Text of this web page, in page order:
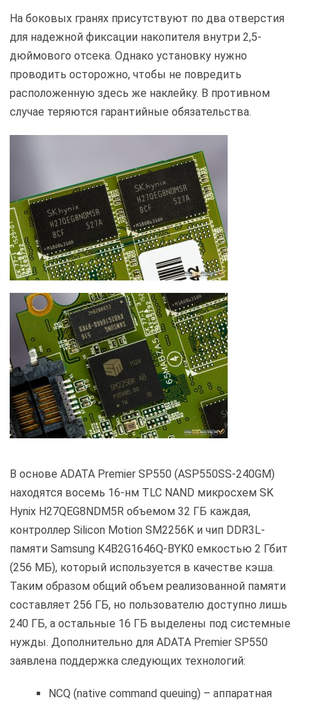
На боковых гранях присутствуют по два отверстия
для надежной фиксации накопителя внутри 2,5-
дюймового отсека. Однако установку нужно
проводить осторожно, чтобы не повредить
расположенную здесь же наклейку. В противном
случае теряются гарантийные обязательства.
В основе ADATA Premier SP550 (ASP550SS-240GM)
находятся восемь 16-нм TLC NAND микросхем SK
Hynix H27QEG8NDM5R объемом 32 ГБ каждая,
контроллер Silicon Motion SM2256K и чип DDR3L-
памяти Samsung K4B2G1646Q-BYK0 емкостью 2 Гбит
(256 МБ), который используется в качестве кэша.
Таким образом общий объем реализованной памяти
составляет 256 ГБ, но пользователю доступно лишь
240 ГБ, а остальные 16 ГБ выделены под системные
нужды. Дополнительно для ADATA Premier SP550
заявлена поддержка следующих технологий:
NCQ (native command queuing) – аппаратная